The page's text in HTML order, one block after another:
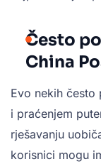
Često
China
Evo nekih često
i praćenjem
rješavanju
korisnici mogu